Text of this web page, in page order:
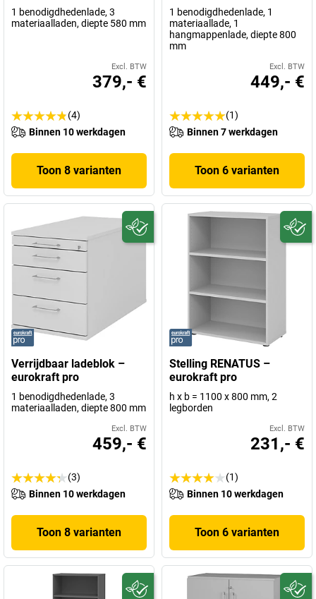
1 benodigdhedenlade, 3
materiaalladen, diepte 580 mm
Excl. BTW
379,- €
(4)
Binnen 10 werkdagen
Toon 8 varianten
1 benodigdhedenlade, 1
materiaallade, 1
hangmappenlade, diepte 800
mm
Excl. BTW
449,- €
(1)
Binnen 7 werkdagen
Toon 6 varianten
Verrijdbaar ladeblok –
eurokraft pro
1 benodigdhedenlade, 3
materiaalladen, diepte 800 mm
Excl. BTW
459,- €
(3)
Binnen 10 werkdagen
Toon 8 varianten
Stelling RENATUS –
eurokraft pro
h x b = 1100 x 800 mm, 2
legborden
Excl. BTW
231,- €
(1)
Binnen 10 werkdagen
Toon 6 varianten